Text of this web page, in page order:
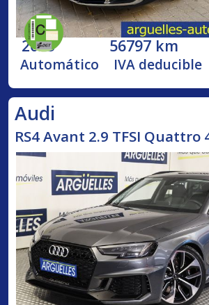
2023 56797 km
Automático IVA deducible
Audi
RS4 Avant 2.9 TFSI Quattro